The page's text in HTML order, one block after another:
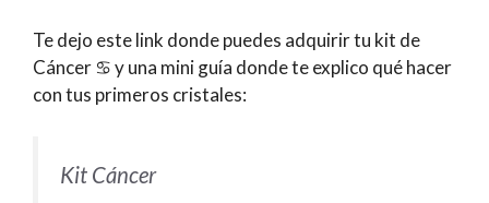
Te dejo este link donde puedes adquirir tu kit de
Cáncer ♋️ y una mini guía donde te explico qué hacer
con tus primeros cristales:
Kit Cáncer